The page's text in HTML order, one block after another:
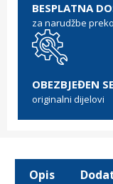
BESPLATNA
za narudžbe
OBEZBJEĐEN
originalni dijelovi
Opis